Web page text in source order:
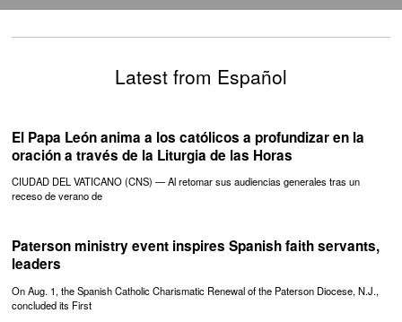
Latest from Español
El Papa León anima a los católicos a profundizar en la
oración a través de la Liturgia de las Horas
CIUDAD DEL VATICANO (CNS) — Al retomar sus audiencias generales tras un
receso de verano de
Paterson ministry event inspires Spanish faith servants,
leaders
On Aug. 1, the Spanish Catholic Charismatic Renewal of the Paterson Diocese, N.J.,
concluded its First